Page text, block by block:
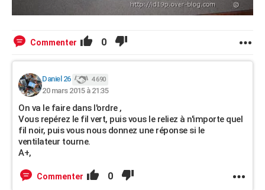
Commenter 0
Daniel 26 4 690
20 mars 2015 à 21:35
On va le faire dans l'ordre ,
Vous repérez le fil vert, puis vous le reliez à n'importe quel
fil noir, puis vous nous donnez une réponse si le
ventilateur tourne.
A+,
Commenter 0